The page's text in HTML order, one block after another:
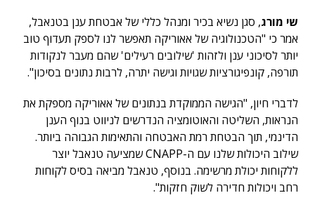
שי מורג, סגן נשיא בכיר ומנהל כללי של אבטחת ענן בטנאבל,
אמר כי "הטכנולוגיה של אאוריקה תאפשר לנו לספק תעדוף טוב
יותר לסיכוני ענן ולזהות 'שילובים רעילים' שהם מעבר לנקודות
תורפה, קונפיגורציות שגויות וגישה יתרה, לרבות נתונים בסיכון".
לדברי חיון, "הגישה הממוקדת בנתונים של אאוריקה מספקת את
הנראות, השליטה והאוטומציה הנדרשים לניווט בנוף הענן
הדינמי, תוך הבטחת רמת האבטחה והתאימות הגבוהה ביותר.
שילוב היכולות שלנו עם ה-CNAPP שמציעה טנאבל יוצר
ללקוחות יכולת מרשימה. בנוסף, טנאבל מביאה בסיס לקוחות
רחב ויכולות חדירה לשוק חזקות".